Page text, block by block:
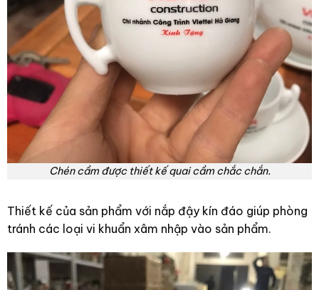
Chén cầm được thiết kế quai cầm chắc chắn.
Thiết kế của sản phẩm với nắp đậy kín đáo giúp phòng
tránh các loại vi khuẩn xâm nhập vào sản phẩm.